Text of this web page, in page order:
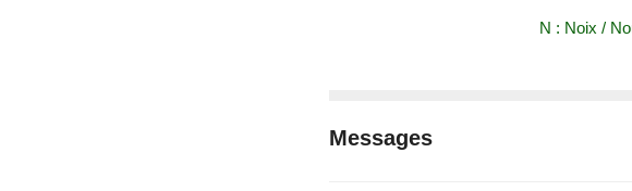
N : Noix /
Messages